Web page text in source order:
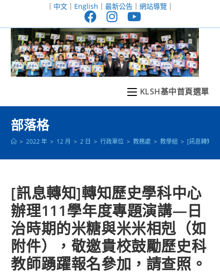
至
｜ 中文｜ English ｜ 最新公告｜ 網站導覽｜
KLSH基中首頁選單
部落格
> 2022 年 > 12 月 > 2 日 > 行政單位 > 教務處 > 教學組 > [訊息轉知]
[訊息轉知]轉知歷史學科中心
辦理111學年度專題演講—日
治時期的米糖與米米相剋（如
附件），敬邀貴校鼓勵歷史科
教師踴躍報名參加，請查照。